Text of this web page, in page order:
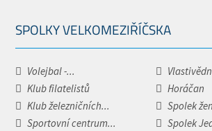
SPOLKY VELKOMEZIŘÍČSKA
Volejbal -...
Klub filatelistů
Horáčan
Klub železničních...
Spolek žen
Sportovní centrum...
Spolek